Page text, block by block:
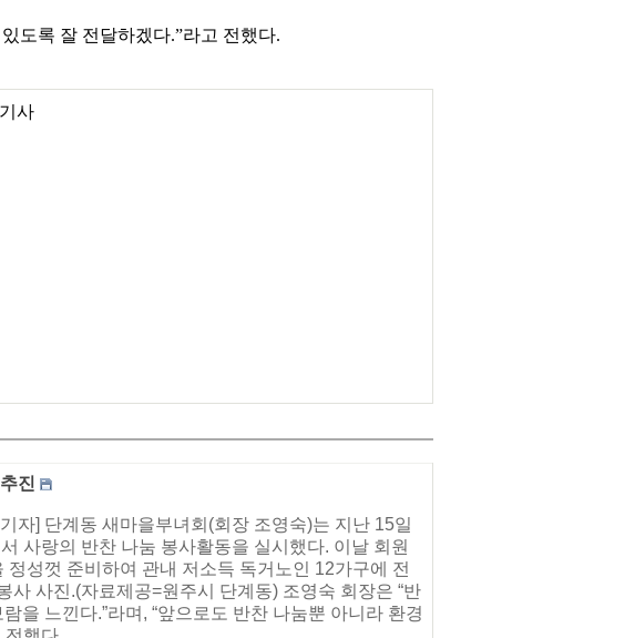
도록 잘 전달하겠다.”라고 전했다.
사
진
자] 단계동 새마을부녀회(회장 조영숙)는 지난 15일
사랑의 반찬 나눔 봉사활동을 실시했다. 이날 회원
성껏 준비하여 관내 저소득 독거노인 12가구에 전
사진.(자료제공=원주시 단계동) 조영숙 회장은 “반
을 느낀다.”라며, “앞으로도 반찬 나눔뿐 아니라 환경